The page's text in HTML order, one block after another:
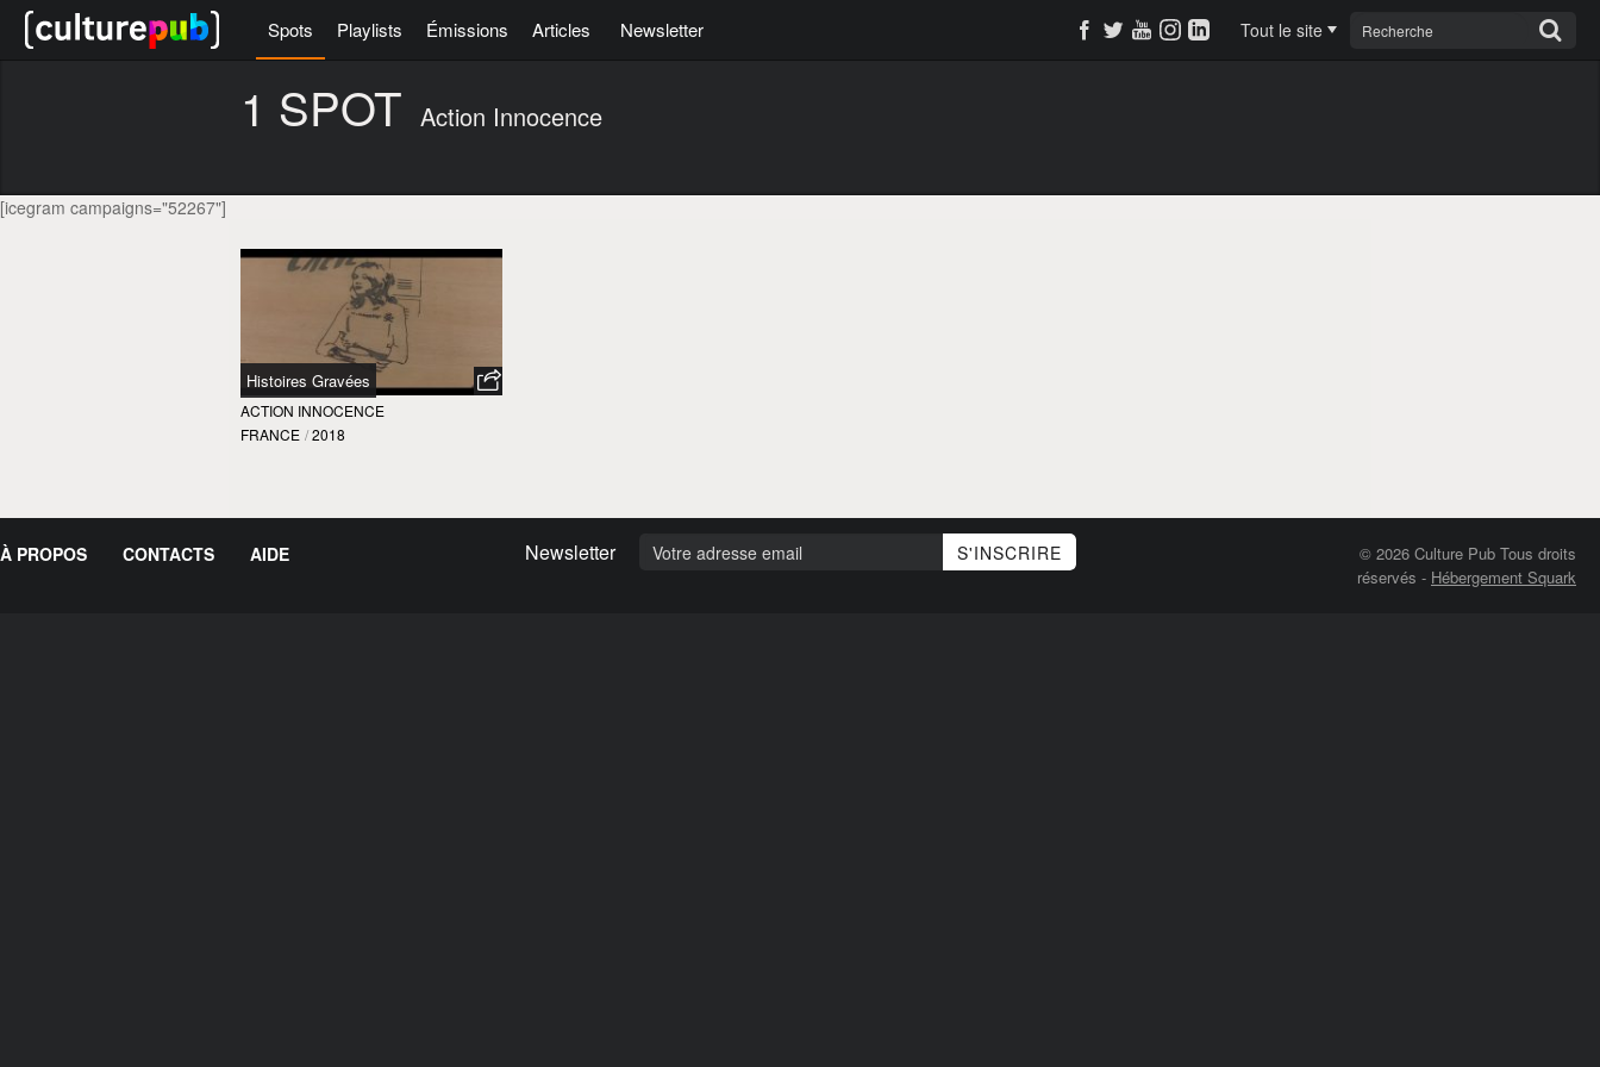
Spots Playlists Émissions Articles Newsletter Tout le site
1 SPOT Action Innocence
[icegram campaigns="52267"]
Histoires Gravées
ACTION INNOCENCE
FRANCE / 2018
À PROPOS CONTACTS AIDE Newsletter
© 2026 Culture Pub Tous droits
réservés - Hébergement Squark